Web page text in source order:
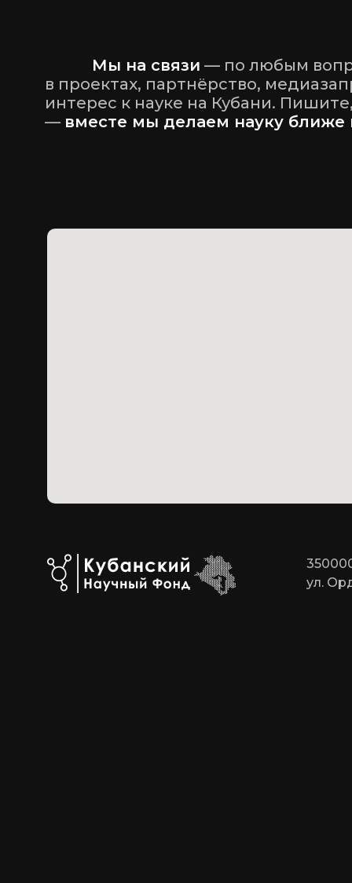
Мы на связи — по любым
в проектах, партнёрство,
интерес к науке на Кубани.
— вместе мы делаем науку ближе
ул.